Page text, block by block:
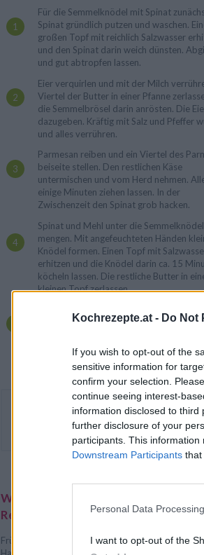
Kochrezepte.at - Do Not
If you wish to opt-out of the
sensitive information for
confirm your selection.
continue seeing interest-
information disclosed to
further disclosure of your
participants. This
Downstream Participants that
Personal Data
I want to opt-out of the
Für die Semmelknödel mit Spinat
Spinat gründlich putzen und waschen.
großen Topf mit reichlich Salzwasser
und den Spinat darin weich dünsten.
und gut abtropfen lassen.
Eier verquirlen und mit der Milch
Viertel der Butter in einer Pfanne
die Semmelbrösel darin anrösten. Die
dazugeben. Kräftig mit Salz und Pfeffer
und alles verrühren.
Parmesan reiben und ein Viertel des
beiseite stellen. Den restlichen Käse
untermischen und vom Herd nehmen.
einige Minuten ziehen lassen. In der
Zwischenzeit den Spinat grob hacken.
Spinat und Mehl unter die
mengen. Mit angefeuchteten Händen
Knödel formen. Einen Topf mit
erhitzen und die Knödel darin ca. 15
köcheln lassen. Die restliche Butter in
kleinen Topf zerlassen.
herausheben und in einem Sieb
zerlassenen Butter beträufeln. Den
Parmesan darüber streuen und servieren.
Die Semmelknödel mit Spinat schmecken
hervorragend mit einer fruchtigen
Weitere interessante
Rezeptsammlungen
Frühlingsrezepte Gemüse Rezepte/